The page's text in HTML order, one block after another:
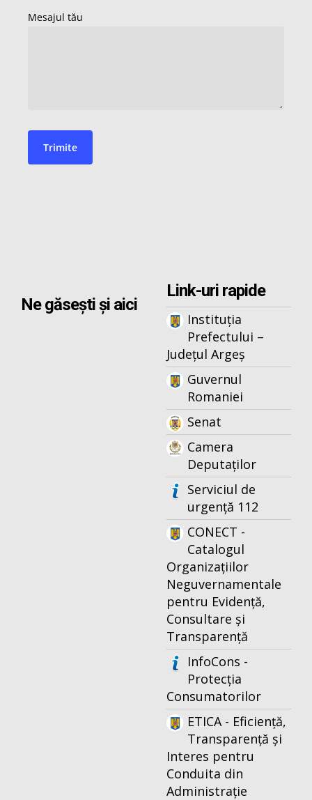
Ne găsești și aici
Link-uri rapide
Instituția
Prefectului –
Județul Argeș
Guvernul
Romaniei
Senat
Camera
Deputaților
Serviciul de
urgență 112
CONECT -
Catalogul
Organizațiilor
Neguvernamentale
pentru Evidență,
Consultare și
Transparență
InfoCons -
Protecția
Consumatorilor
ETICA - Eficiență,
Transparență și
Interes pentru
Conduita din
Administrație